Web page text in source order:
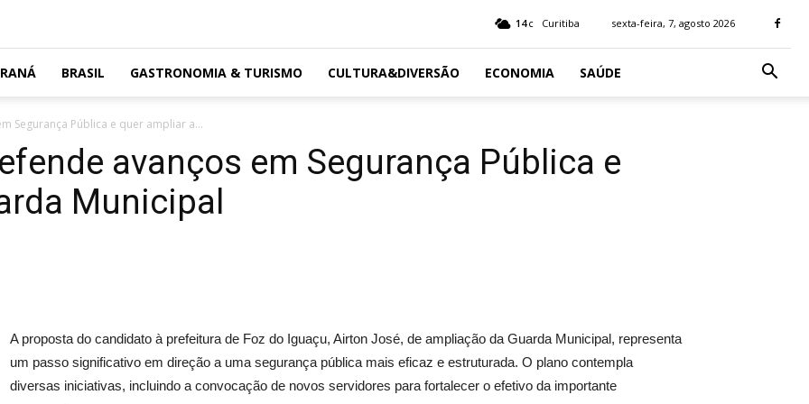
14 C Curitiba sexta-feira, 7, agosto 2026
BRASIL GASTRONOMIA & TURISMO CULTURA&DIVERSÃO ECONOMIA SAÚDE
Segurança Pública e quer ampliar a...
avanços em Segurança Pública e
Municipal
A proposta do candidato à prefeitura de Foz do Iguaçu, Airton José, de ampliação da Guarda Municipal, representa
um passo significativo em direção a uma segurança pública mais eficaz e estruturada. O plano contempla
diversas iniciativas, incluindo a convocação de novos servidores para fortalecer o efetivo da importante